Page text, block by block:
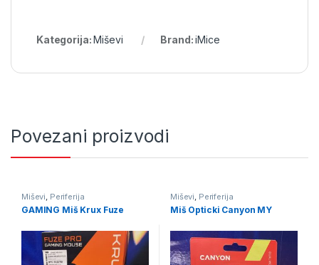
Kategorija:Miševi Brand:iMice
Povezani proizvodi
Miševi, Periferija
GAMING Miš Krux Fuze
Miševi, Periferija
Miš Opticki Canyon MY